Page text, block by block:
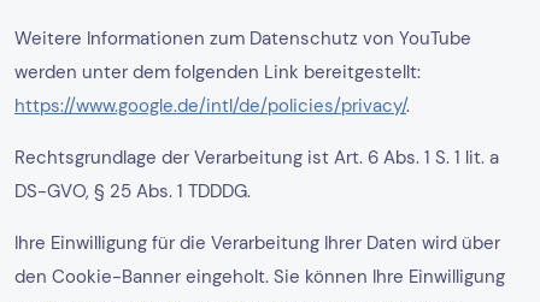
Weitere Informationen zum Datenschutz von YouTube
werden unter dem folgenden Link bereitgestellt:
https://www.google.de/intl/de/policies/privacy/.
Rechtsgrundlage der Verarbeitung ist Art. 6 Abs. 1 S. 1 lit. a
DS-GVO, § 25 Abs. 1 TDDDG.
Ihre Einwilligung für die Verarbeitung Ihrer Daten wird über
den Cookie-Banner eingeholt. Sie können Ihre Einwilligung